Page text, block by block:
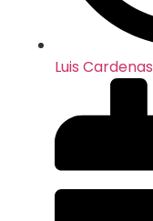
Luis Cardenas